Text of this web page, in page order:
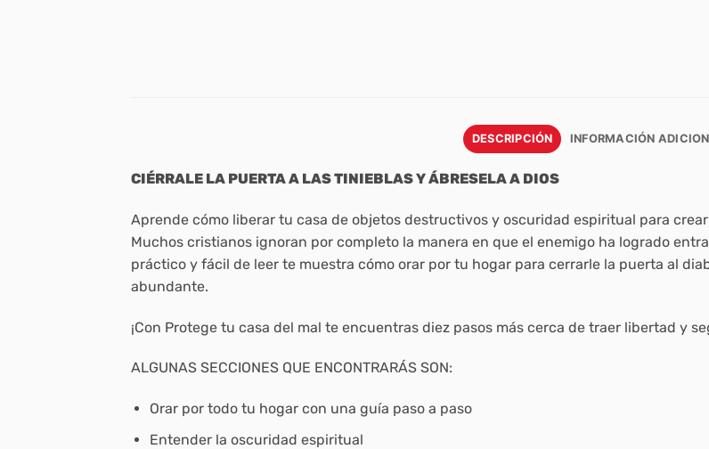
DESCRIPCIÓN INFORMACIÓN
CIÉRRALE LA PUERTA A LAS TINIEBLAS Y ÁBRESELA A DIOS
Aprende cómo liberar tu casa de objetos destructivos y oscuridad espiritual para
Muchos cristianos ignoran por completo la manera en que el enemigo ha logrado
práctico y fácil de leer te muestra cómo orar por tu hogar para cerrarle la puerta al
abundante.
¡Con Protege tu casa del mal te encuentras diez pasos más cerca de traer libertad y
ALGUNAS SECCIONES QUE ENCONTRARÁS SON:
Orar por todo tu hogar con una guía paso a paso
Entender la oscuridad espiritual